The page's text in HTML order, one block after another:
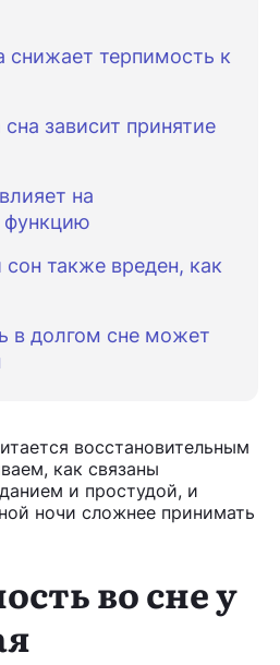
восстановительным
как связаны
и простудой, и
ночи сложнее принимать
во сне у
снижает терпимость к
зависит принятие
на
функцию
также вреден, как
в долгом сне может